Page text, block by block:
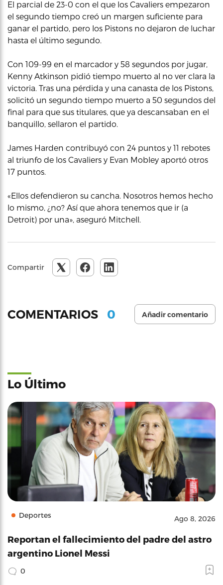
El parcial de 23-0 con el que los Cavaliers empezaron
el segundo tiempo creó un margen suficiente para
ganar el partido, pero los Pistons no dejaron de luchar
hasta el último segundo.
Con 109-99 en el marcador y 58 segundos por jugar,
Kenny Atkinson pidió tiempo muerto al no ver clara la
victoria. Tras una pérdida y una canasta de los Pistons,
solicitó un segundo tiempo muerto a 50 segundos del
final para que sus titulares, que ya descansaban en el
banquillo, sellaron el partido.
James Harden contribuyó con 24 puntos y 11 rebotes
al triunfo de los Cavaliers y Evan Mobley aportó otros
17 puntos.
«Ellos defendieron su cancha. Nosotros hemos hecho
lo mismo, ¿no? Así que ahora tenemos que ir (a
Detroit) por una», aseguró Mitchell.
Compartir
COMENTARIOS 0 Añadir comentario
Lo Último
Deportes Ago 8, 2026
Reportan el fallecimiento del padre del astro
argentino Lionel Messi
0